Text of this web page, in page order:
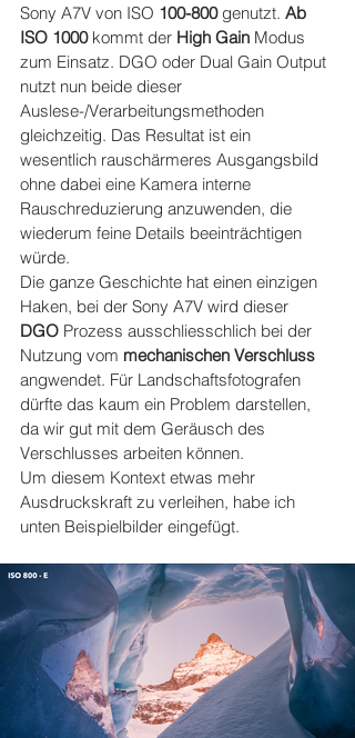
Sony A7V von ISO 100-800 genutzt. Ab
ISO 1000 kommt der High Gain Modus
zum Einsatz. DGO oder Dual Gain Output
nutzt nun beide dieser
Auslese-/Verarbeitungsmethoden
gleichzeitig. Das Resultat ist ein
wesentlich rauschärmeres Ausgangsbild
ohne dabei eine Kamera interne
Rauschreduzierung anzuwenden, die
wiederum feine Details beeinträchtigen
würde.
Die ganze Geschichte hat einen einzigen
Haken, bei der Sony A7V wird dieser
DGO Prozess ausschliesschlich bei der
Nutzung vom mechanischen Verschluss
angwendet. Für Landschaftsfotografen
dürfte das kaum ein Problem darstellen,
da wir gut mit dem Geräusch des
Verschlusses arbeiten können.
Um diesem Kontext etwas mehr
Ausdruckskraft zu verleihen, habe ich
unten Beispielbilder eingefügt.